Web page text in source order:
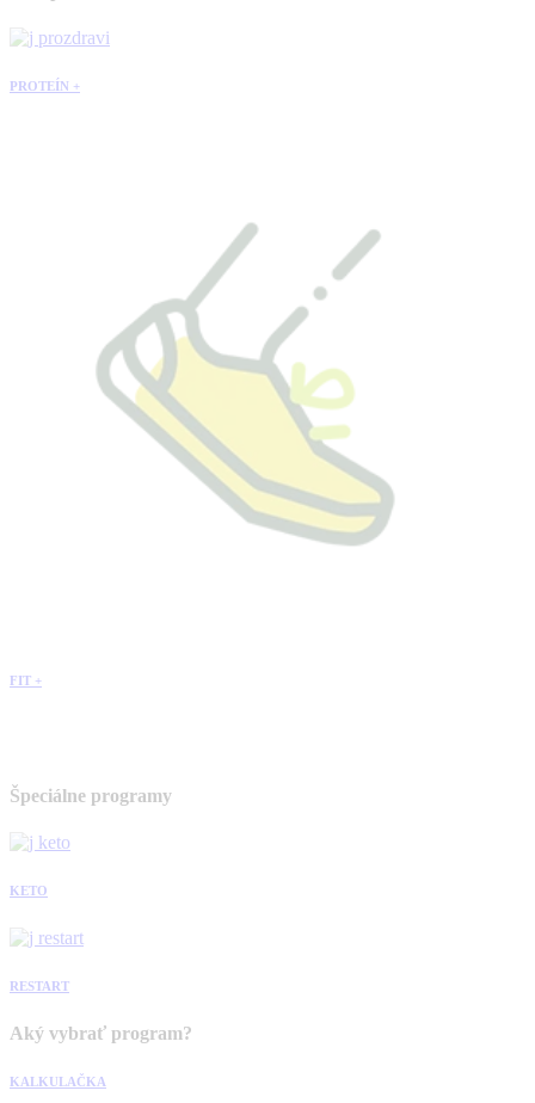
PROTEÍN +
FIT +
Špeciálne programy
KETO
RESTART
Aký vybrať program?
KALKULAČKA